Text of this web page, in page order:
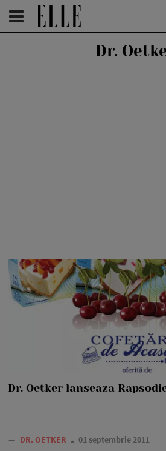
HOMEPAGE /LIFESTYLE
Dr.
Dr. Oetker lanseaza
— DR. OETKER 01 septembrie 2011